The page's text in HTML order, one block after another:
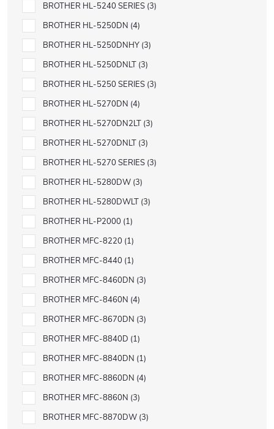
BROTHER HL-5240 SERIES 3
BROTHER HL-5250DN 4
BROTHER HL-5250DNHY 3
BROTHER HL-5250DNLT 3
BROTHER HL-5250 SERIES 3
BROTHER HL-5270DN 4
BROTHER HL-5270DN2LT 3
BROTHER HL-5270DNLT 3
BROTHER HL-5270 SERIES 3
BROTHER HL-5280DW 3
BROTHER HL-5280DWLT 3
BROTHER HL-P2000 1
BROTHER MFC-8220 1
BROTHER MFC-8440 1
BROTHER MFC-8460DN 3
BROTHER MFC-8460N 4
BROTHER MFC-8670DN 3
BROTHER MFC-8840D 1
BROTHER MFC-8840DN 1
BROTHER MFC-8860DN 4
BROTHER MFC-8860N 3
BROTHER MFC-8870DW 3